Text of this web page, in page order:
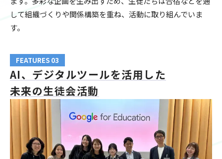
して組織づくりや関係構築を重ね、活動に取り組んでいま
す。
FEATURES 03
AI、デジタルツールを活用した
未来の生徒会活動